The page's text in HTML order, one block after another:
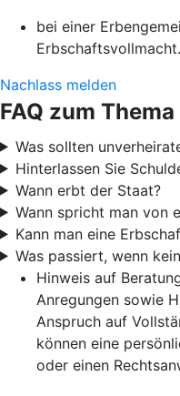
bei einer
Erbschaftsvollmacht.
Nachlass melden
FAQ zum
Was sollten
Hinterlassen Sie
Wann erbt der Staat?
Wann spricht man von
Kann man eine
Was passiert, wenn
Hinweis auf
Anregungen sowie
Anspruch auf
können eine
oder einen